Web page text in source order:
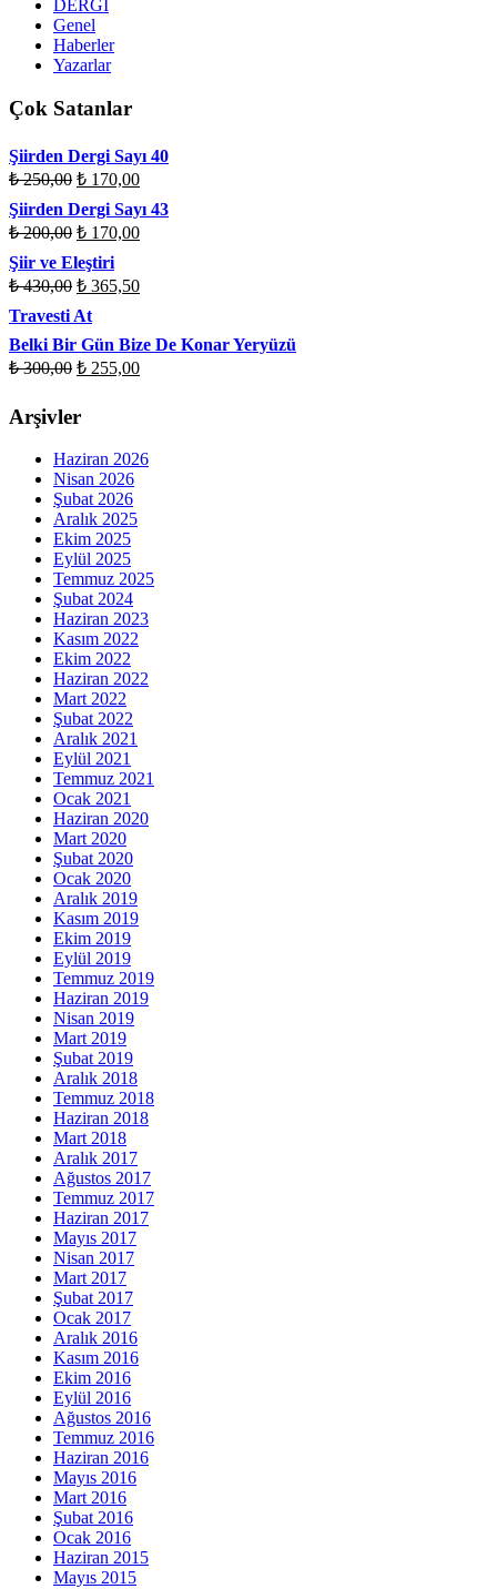
DERGİ
Genel
Haberler
Yazarlar
Çok Satanlar
Şiirden Dergi Sayı 40
₺250,00 ₺ 170,00
Şiirden Dergi Sayı 43
₺200,00 ₺ 170,00
Şiir ve Eleştiri
₺430,00 ₺ 365,50
Travesti At
Belki Bir Gün Bize De Konar Yeryüzü
₺300,00 ₺ 255,00
Arşivler
Haziran 2026
Nisan 2026
Şubat 2026
Aralık 2025
Ekim 2025
Eylül 2025
Temmuz 2025
Şubat 2024
Haziran 2023
Kasım 2022
Ekim 2022
Haziran 2022
Mart 2022
Şubat 2022
Aralık 2021
Eylül 2021
Temmuz 2021
Ocak 2021
Haziran 2020
Mart 2020
Şubat 2020
Ocak 2020
Aralık 2019
Kasım 2019
Ekim 2019
Eylül 2019
Temmuz 2019
Haziran 2019
Nisan 2019
Mart 2019
Şubat 2019
Aralık 2018
Temmuz 2018
Haziran 2018
Mart 2018
Aralık 2017
Ağustos 2017
Temmuz 2017
Haziran 2017
Mayıs 2017
Nisan 2017
Mart 2017
Şubat 2017
Ocak 2017
Aralık 2016
Kasım 2016
Ekim 2016
Eylül 2016
Ağustos 2016
Temmuz 2016
Haziran 2016
Mayıs 2016
Mart 2016
Şubat 2016
Ocak 2016
Haziran 2015
Mayıs 2015